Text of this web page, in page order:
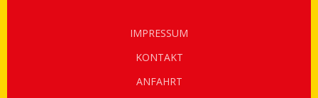
IMPRESSUM
KONTAKT
ANFAHRT